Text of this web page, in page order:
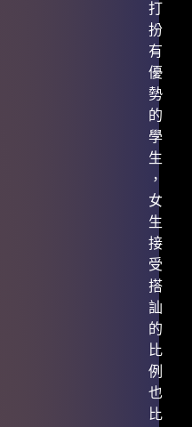
打
扮
有
優
勢
的
學
生
，
女
生
接
受
搭
訕
的
比
例
也
比